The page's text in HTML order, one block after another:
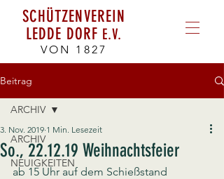
SCHÜTZENVEREIN
LEDDE DORF E.V.
VON 1827
Beitrag
ARCHIV
NEUIGKEITEN
ARCHIV
So., 22.12.19 Weihnachtsfeier
3. Nov. 2019 1 Min. Lesezeit
ab 15 Uhr auf dem Schießstand